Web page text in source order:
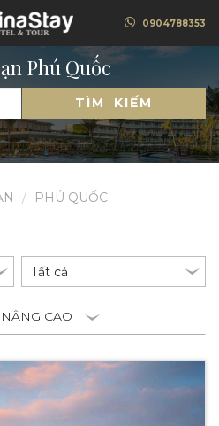
0904788353
Phú Quốc
TÌM KIẾM
PHÚ QUỐC
CAO